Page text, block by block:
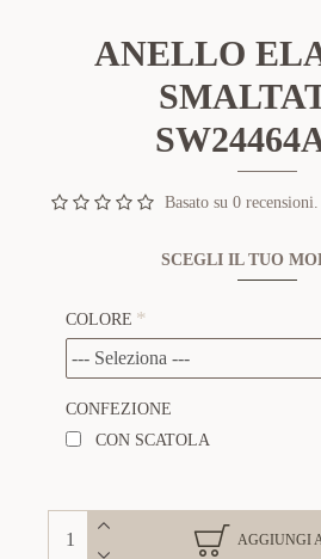
ANELLO
Basato su 0 recensioni.
SCEGLI IL TUO
COLORE
CONFEZIONE
CON SCATOLA
AGGIUNGI